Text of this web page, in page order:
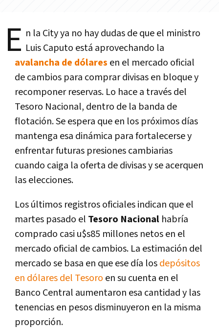
E n la City ya no hay dudas de que el ministro
Luis Caputo está aprovechando la
avalancha de dólares en el mercado oficial
de cambios para comprar divisas en bloque y
recomponer reservas. Lo hace a través del
Tesoro Nacional, dentro de la banda de
flotación. Se espera que en los próximos días
mantenga esa dinámica para fortalecerse y
enfrentar futuras presiones cambiarias
cuando caiga la oferta de divisas y se acerquen
las elecciones.
Los últimos registros oficiales indican que el
martes pasado el Tesoro Nacional habría
comprado casi u$s85 millones netos en el
mercado oficial de cambios. La estimación del
mercado se basa en que ese día losdepósitos
en dólares del Tesoro en su cuenta en el
Banco Central aumentaron esa cantidad y las
tenencias en pesos disminuyeron en la misma
proporción.